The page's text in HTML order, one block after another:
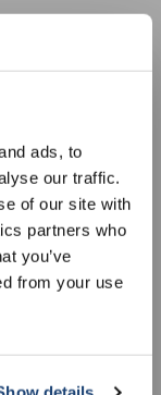
ads, to
our traffic.
of our site with
partners who
you’ve
from your use
schaar met
btw
stay
and
next
from